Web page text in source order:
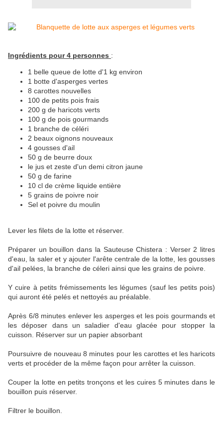
Ingrédients pour 4 personnes :
1 belle queue de lotte d'1 kg environ
1 botte d'asperges vertes
8 carottes nouvelles
100 de petits pois frais
200 g de haricots verts
100 g de pois gourmands
1 branche de céléri
2 beaux oignons nouveaux
4 gousses d'ail
50 g de beurre doux
le jus et zeste d'un demi citron jaune
50 g de farine
10 cl de crème liquide entière
5 grains de poivre noir
Sel et poivre du moulin
Lever les filets de la lotte et réserver.
Préparer un bouillon dans la Sauteuse Chistera : Verser 2 litres
d'eau, la saler et y ajouter l'arête centrale de la lotte, les gousses
d'ail pelées, la branche de céleri ainsi que les grains de poivre.
Y cuire à petits frémissements les légumes (sauf les petits pois)
qui auront été pelés et nettoyés au préalable.
Après 6/8 minutes enlever les asperges et les pois gourmands et
les déposer dans un saladier d'eau glacée pour stopper la
cuisson. Réserver sur un papier absorbant
Poursuivre de nouveau 8 minutes pour les carottes et les haricots
verts et procéder de la même façon pour arrêter la cuisson.
Couper la lotte en petits tronçons et les cuires 5 minutes dans le
bouillon puis réserver.
Filtrer le bouillon.